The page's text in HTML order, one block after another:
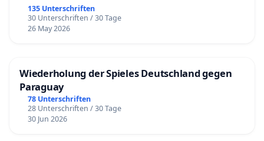
135 Unterschriften
30 Unterschriften / 30 Tage
26 May 2026
Wiederholung der Spieles Deutschland gegen
Paraguay
78 Unterschriften
28 Unterschriften / 30 Tage
30 Jun 2026